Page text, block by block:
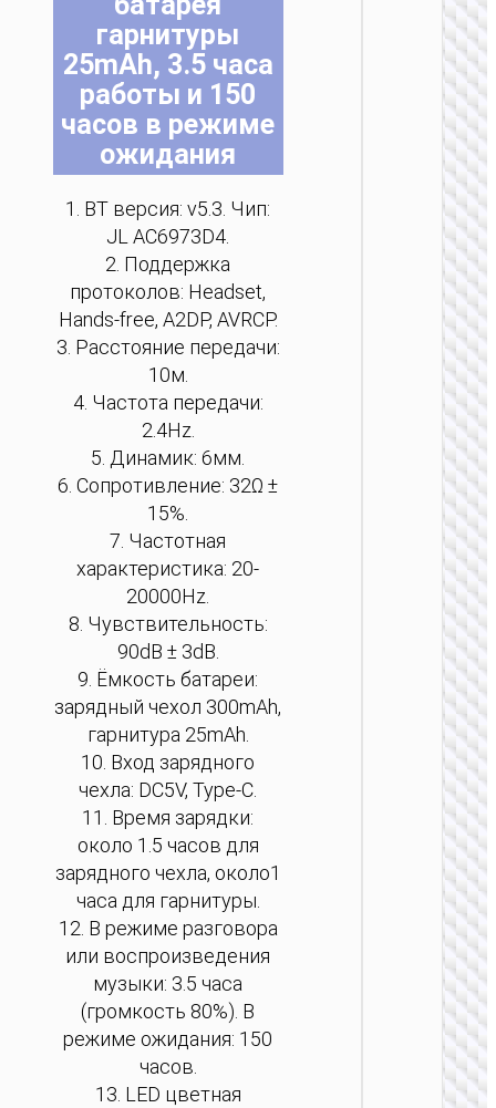
гарнитуры
25mAh, 3.5 часа
работы и 150
часов в режиме
ожидания
1. BT версия: v5.3. Чип:
JL AC6973D4.
2. Поддержка
протоколов: Headset,
Hands-free, A2DP, AVRCP.
3. Расстояние передачи:
10м.
4. Частота передачи:
2.4Hz.
5. Динамик: 6мм.
6. Сопротивление: 32Ω ±
15%.
7. Частотная
характеристика: 20-
20000Hz.
8. Чувствительность:
90dB ± 3dB.
9. Ёмкость батареи:
зарядный чехол 300mAh,
гарнитура 25mAh.
10. Вход зарядного
чехла: DC5V, Type-C.
11. Время зарядки:
около 1.5 часов для
зарядного чехла, около1
часа для гарнитуры.
12. В режиме разговора
или воспроизведения
музыки: 3.5 часа
(громкость 80%). В
режиме ожидания: 150
часов.
13. LED цветная
“EA9
“EA7
OWS
ANC